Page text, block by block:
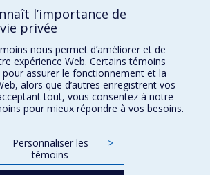
Département?
DES SCIENCES
l’importance de
privée
nous permet d’améliorer et de
expérience Web. Certains témoins
assurer le fonctionnement et la
alors que d’autres enregistrent vos
tout, vous consentez à notre
pour mieux répondre à vos besoins.
Personnaliser les
témoins
>